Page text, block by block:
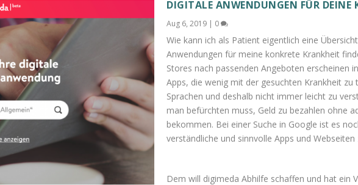
DIGITALE ANWENDUNGEN FÜR DEINE
Aug 6, 2019 | 0
Wie kann ich als Patient eigentlich eine
Anwendungen für meine konkrete Krankheit
Stores nach passenden Angeboten erscheinen
Apps, die wenig mit der gesuchten Krankheit zu
Sprachen und deshalb nicht immer leicht zu
man befürchten muss, Geld zu bezahlen ohne
bekommen. Bei einer Suche in Google ist es
verständliche und sinnvolle Apps und Webseiten
Dem will digimeda Abhilfe schaffen und hat ein